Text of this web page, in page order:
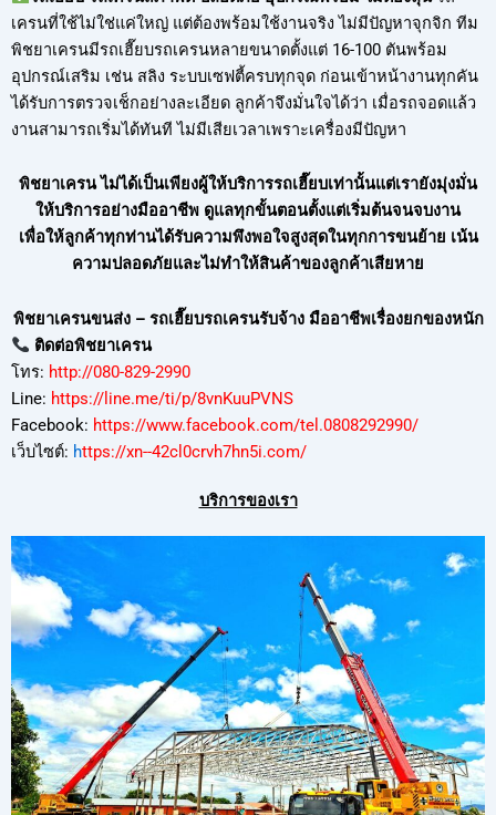
เครนที่ใช้ไม่ใช่แค่ใหญ่ แต่ต้องพร้อมใช้งานจริง ไม่มีปัญหาจุกจิก ทีม
พิชยาเครนมีรถเฮี๊ยบรถเครนหลายขนาดตั้งแต่ 16-100 ตันพร้อม
อุปกรณ์เสริม เช่น สลิง ระบบเซฟตี้ครบทุกจุด ก่อนเข้าหน้างานทุกคัน
ได้รับการตรวจเช็กอย่างละเอียด ลูกค้าจึงมั่นใจได้ว่า เมื่อรถจอดแล้ว
งานสามารถเริ่มได้ทันที ไม่มีเสียเวลาเพราะเครื่องมีปัญหา
พิชยาเครน ไม่ได้เป็นเพียงผู้ให้บริการรถเฮี๊ยบเท่านั้นแต่เรายังมุ่งมั่น
ให้บริการอย่างมืออาชีพ ดูแลทุกขั้นตอนตั้งแต่เริ่มต้นจนจบงาน
เพื่อให้ลูกค้าทุกท่านได้รับความพึงพอใจสูงสุดในทุกการขนย้าย เน้น
ความปลอดภัยและไม่ทำให้สินค้าของลูกค้าเสียหาย
พิชยาเครนขนส่ง – รถเฮี๊ยบรถเครนรับจ้าง มืออาชีพเรื่องยกของหนัก
ติดต่อพิชยาเครน
โทร: http://080-829-2990
Line: https://line.me/ti/p/8vnKuuPVNS
Facebook: https://www.facebook.com/tel.0808292990/
เว็บไซต์: https://xn--42cl0crvh7hn5i.com/
บริการของเรา